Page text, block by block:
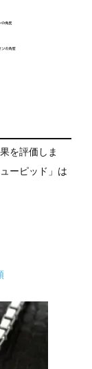
を評価しま
ーピッド」は